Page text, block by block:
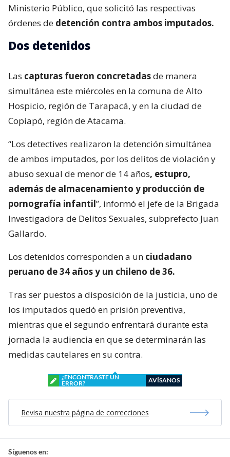
Ministerio Público, que solicitó las respectivas
órdenes de detención contra ambos imputados.
Dos detenidos
Las capturas fueron concretadasde manera
simultánea este miércoles en la comuna de Alto
Hospicio, región de Tarapacá, y en la ciudad de
Copiapó, región de Atacama.
“Los detectives realizaron la detención simultánea
de ambos imputados, por los delitos de violación y
abuso sexual de menor de 14 años, estupro,
además de almacenamiento y producción de
pornografía infantil”, informó el jefe de la Brigada
Investigadora de Delitos Sexuales, subprefecto Juan
Gallardo.
Los detenidos corresponden a un ciudadano
peruano de 34 años y un chileno de 36.
Tras ser puestos a disposición de la justicia, uno de
los imputados quedó en prisión preventiva,
mientras que el segundo enfrentará durante esta
jornada la audiencia en que se determinarán las
medidas cautelares en su contra.
¿ENCONTRASTE UN
ERROR?
AVÍSANOS
Revisa nuestra página de correcciones
Síguenos en: